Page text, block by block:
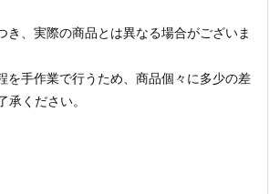
き、実際の商品とは異なる場合がございま
を手作業で行うため、商品個々に多少の差
承ください。